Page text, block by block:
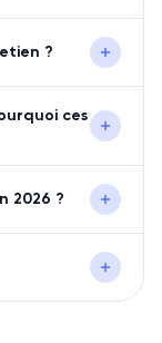
?
ces
2026 ?